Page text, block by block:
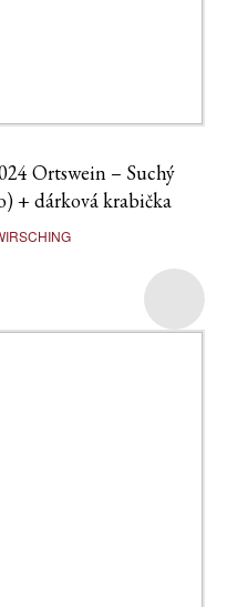
Ortswein – Suchý
+ dárková krabička